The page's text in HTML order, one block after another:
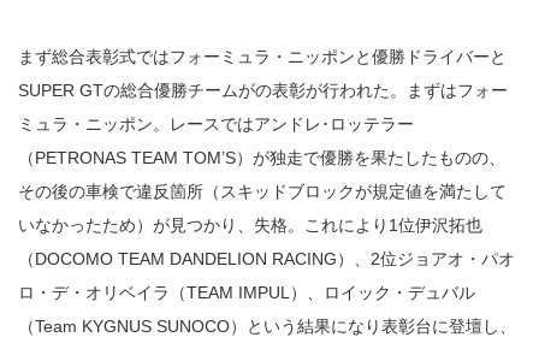
まず総合表彰式ではフォーミュラ・ニッポンと優勝ドライバーと
SUPER GTの総合優勝チームがの表彰が行われた。まずはフォー
ミュラ・ニッポン。レースではアンドレ･ロッテラー
（PETRONAS TEAM TOM’S）が独走で優勝を果たしたものの、
その後の車検で違反箇所（スキッドブロックが規定値を満たして
いなかったため）が見つかり、失格。これにより1位伊沢拓也
（DOCOMO TEAM DANDELION RACING）、2位ジョアオ・パオ
ロ・デ・オリベイラ（TEAM IMPUL）、ロイック・デュバル
（Team KYGNUS SUNOCO）という結果になり表彰台に登壇し、